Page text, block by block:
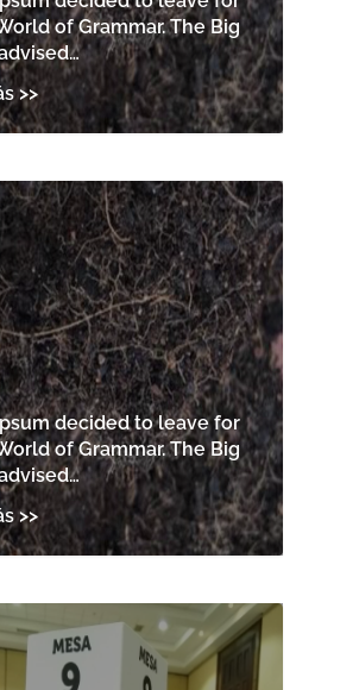
of Grammar. The Big
decided to leave for
of Grammar. The Big